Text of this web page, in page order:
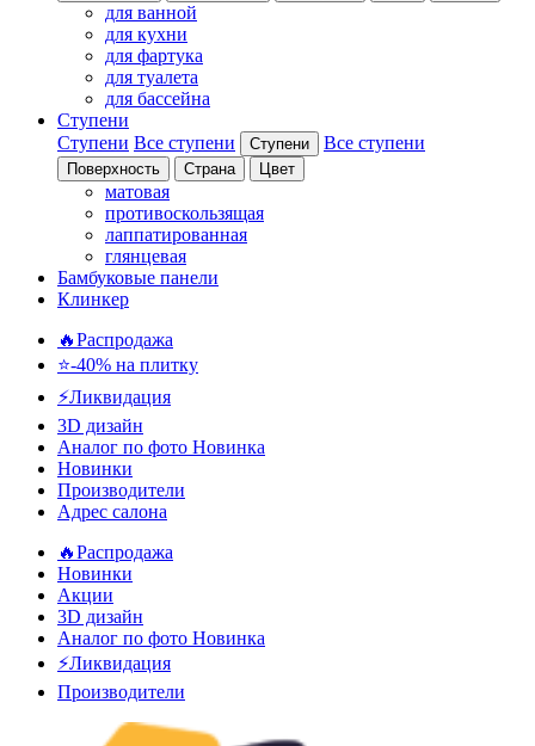
для ванной
для кухни
для фартука
для туалета
для бассейна
Ступени
Ступени Все ступени Ступени Все ступени
Поверхность Страна Цвет
матовая
противоскользящая
лаппатированная
глянцевая
Бамбуковые панели
Клинкер
🔥Распродажа
⭐-40% на плитку
⚡️Ликвидация
3D дизайн
Аналог по фото Новинка
Новинки
Производители
Адрес салона
🔥Распродажа
Новинки
Акции
3D дизайн
Аналог по фото Новинка
⚡Ликвидация
Производители